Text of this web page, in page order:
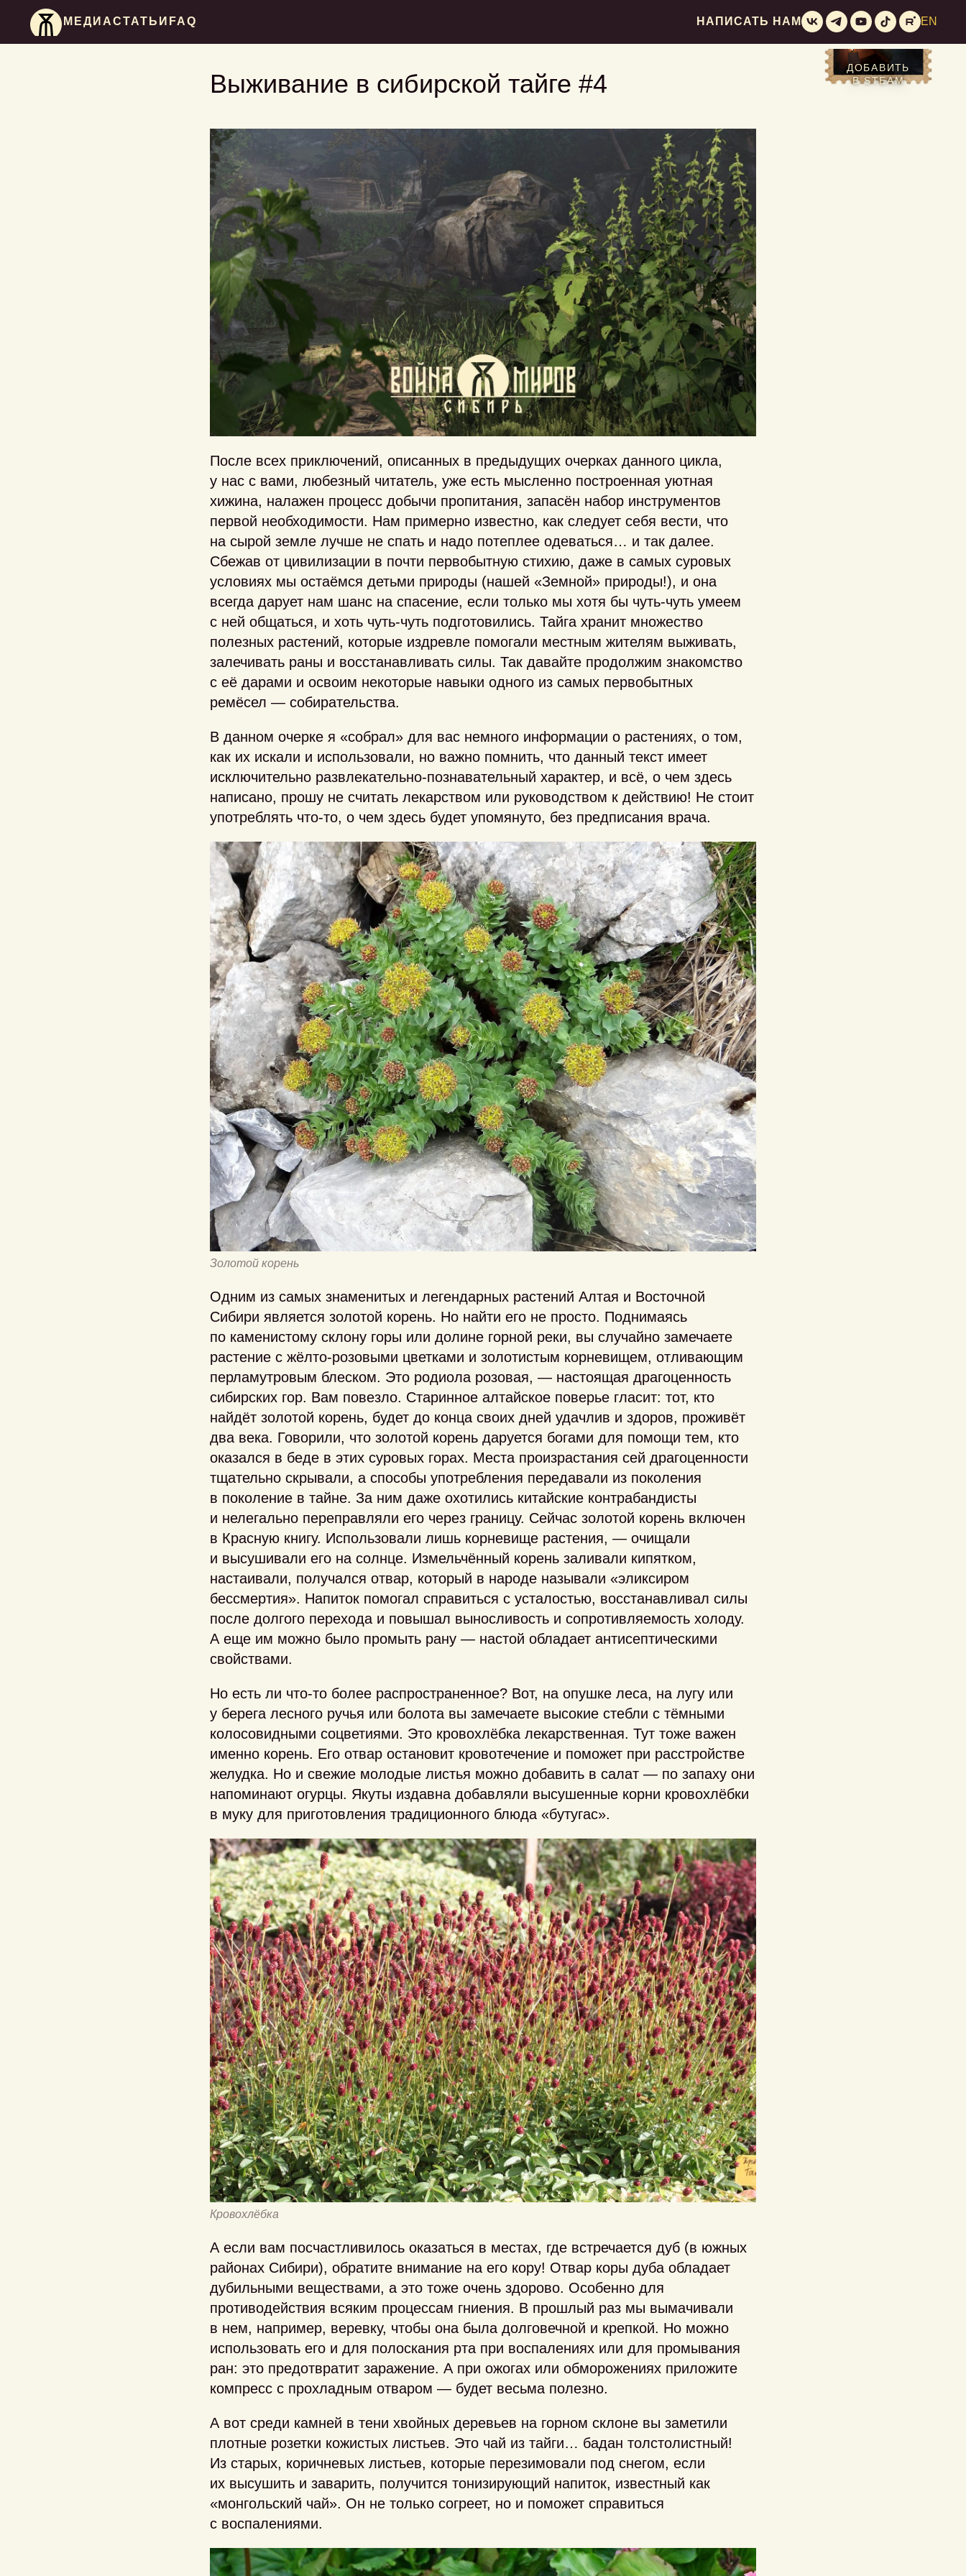
МЕДИАСТАТЬИ FAQ НАПИСАТЬ НАМ EN
ДОБАВИТЬ
В STEAM
Выживание в сибирской тайге #4
После всех приключений, описанных в предыдущих очерках данного цикла,
у нас с вами, любезный читатель, уже есть мысленно построенная уютная
хижина, налажен процесс добычи пропитания, запасён набор инструментов
первой необходимости. Нам примерно известно, как следует себя вести, что
на сырой земле лучше не спать и надо потеплее одеваться… и так далее.
Сбежав от цивилизации в почти первобытную стихию, даже в самых суровых
условиях мы остаёмся детьми природы (нашей «Земной» природы!), и она
всегда дарует нам шанс на спасение, если только мы хотя бы чуть-чуть умеем
с ней общаться, и хоть чуть-чуть подготовились. Тайга хранит множество
полезных растений, которые издревле помогали местным жителям выживать,
залечивать раны и восстанавливать силы. Так давайте продолжим знакомство
с её дарами и освоим некоторые навыки одного из самых первобытных
ремёсел — собирательства.
В данном очерке я «собрал» для вас немного информации о растениях, о том,
как их искали и использовали, но важно помнить, что данный текст имеет
исключительно развлекательно-познавательный характер, и всё, о чем здесь
написано, прошу не считать лекарством или руководством к действию! Не стоит
употреблять что-то, о чем здесь будет упомянуто, без предписания врача.
Золотой корень
Одним из самых знаменитых и легендарных растений Алтая и Восточной
Сибири является золотой корень. Но найти его не просто. Поднимаясь
по каменистому склону горы или долине горной реки, вы случайно замечаете
растение с жёлто‑розовыми цветками и золотистым корневищем, отливающим
перламутровым блеском. Это родиола розовая, — настоящая драгоценность
сибирских гор. Вам повезло. Старинное алтайское поверье гласит: тот, кто
найдёт золотой корень, будет до конца своих дней удачлив и здоров, проживёт
два века. Говорили, что золотой корень даруется богами для помощи тем, кто
оказался в беде в этих суровых горах. Места произрастания сей драгоценности
тщательно скрывали, а способы употребления передавали из поколения
в поколение в тайне. За ним даже охотились китайские контрабандисты
и нелегально переправляли его через границу. Сейчас золотой корень включен
в Красную книгу. Использовали лишь корневище растения, — очищали
и высушивали его на солнце. Измельчённый корень заливали кипятком,
настаивали, получался отвар, который в народе называли «эликсиром
бессмертия». Напиток помогал справиться с усталостью, восстанавливал силы
после долгого перехода и повышал выносливость и сопротивляемость холоду.
А еще им можно было промыть рану — настой обладает антисептическими
свойствами.
Но есть ли что-то более распространенное? Вот, на опушке леса, на лугу или
у берега лесного ручья или болота вы замечаете высокие стебли с тёмными
колосовидными соцветиями. Это кровохлёбка лекарственная. Тут тоже важен
именно корень. Его отвар остановит кровотечение и поможет при расстройстве
желудка. Но и свежие молодые листья можно добавить в салат — по запаху они
напоминают огурцы. Якуты издавна добавляли высушенные корни кровохлёбки
в муку для приготовления традиционного блюда «бутугас».
Кровохлёбка
А если вам посчастливилось оказаться в местах, где встречается дуб (в южных
районах Сибири), обратите внимание на его кору! Отвар коры дуба обладает
дубильными веществами, а это тоже очень здорово. Особенно для
противодействия всяким процессам гниения. В прошлый раз мы вымачивали
в нем, например, веревку, чтобы она была долговечной и крепкой. Но можно
использовать его и для полоскания рта при воспалениях или для промывания
ран: это предотвратит заражение. А при ожогах или обморожениях приложите
компресс с прохладным отваром — будет весьма полезно.
А вот среди камней в тени хвойных деревьев на горном склоне вы заметили
плотные розетки кожистых листьев. Это чай из тайги… бадан толстолистный!
Из старых, коричневых листьев, которые перезимовали под снегом, если
их высушить и заварить, получится тонизирующий напиток, известный как
«монгольский чай». Он не только согреет, но и поможет справиться
с воспалениями.